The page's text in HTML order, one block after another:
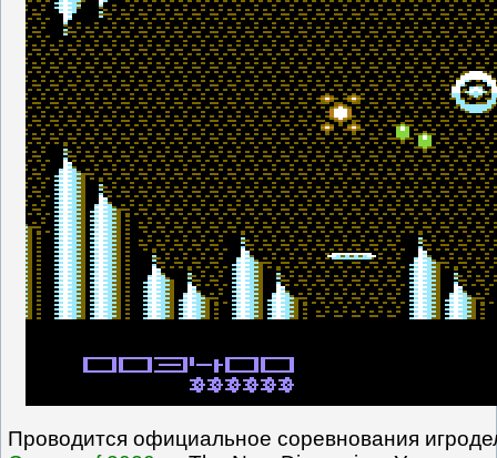
Проводится официальное соревнования